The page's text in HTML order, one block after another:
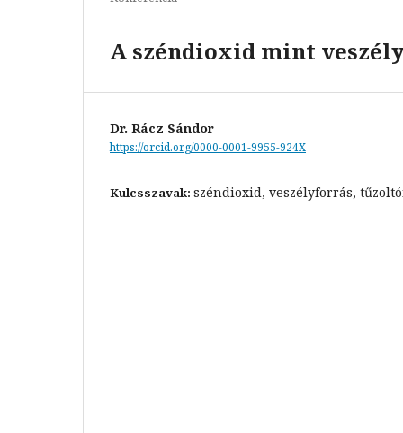
A széndioxid mint
Dr. Rácz Sándor
https://orcid.org/0000-0001-9955-924X
Kulcsszavak: széndioxid, veszélyforrás,